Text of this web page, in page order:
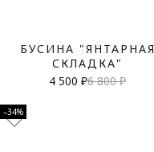
БУСИНА "ЯНТАРНАЯ
СКЛАДКА"
4 500 ₽6 800 ₽
–34%